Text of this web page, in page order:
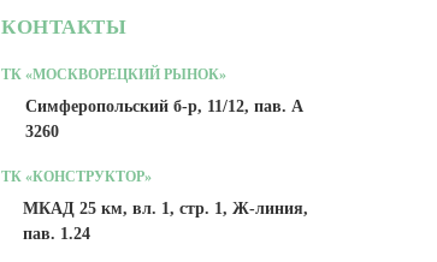
КОНТАКТЫ
ТК «МОСКВОРЕЦКИЙ РЫНОК»
Симферопольский б-р, 11/12, пав. А
3260
ТК «КОНСТРУКТОР»
МКАД 25 км, вл. 1, стр. 1, Ж-линия,
пав. 1.24